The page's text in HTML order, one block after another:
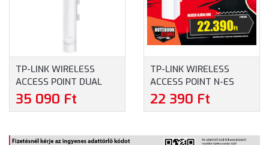
TP-LINK WIRELESS
ACCESS POINT DUAL
BAND AC1200 KÜLTÉRI
(EAP225-OUTDOOR)
35 090 Ft
TP-LINK WIRELESS
ACCESS POINT N-ES
300MBPS KÜLTÉRI
(CPE220)
22 390 Ft